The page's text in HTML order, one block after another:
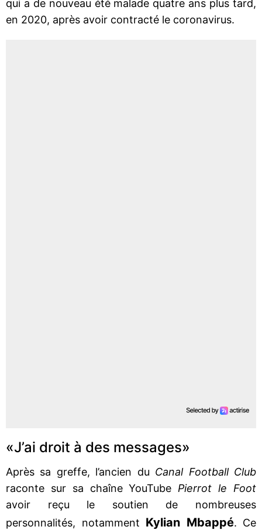
qui a de nouveau été malade quatre ans plus tard,
en 2020, après avoir contracté le coronavirus.
«J’ai droit à des messages»
Après sa greffe, l’ancien du Canal Football Club
raconte sur sa chaîne YouTube Pierrot le Foot
avoir reçu le soutien de nombreuses
personnalités, notamment Kylian Mbappé. Ce